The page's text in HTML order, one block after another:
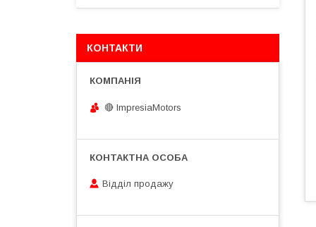
КОНТАКТИ
🔴 ImpresiaMotors
Відділ продажу